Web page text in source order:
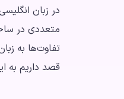
متعددی در
قصد داریم به